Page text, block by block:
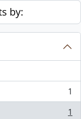
by:
1
1